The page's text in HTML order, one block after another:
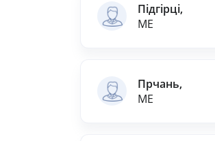
Підгірці,
ME
Прчань,
ME